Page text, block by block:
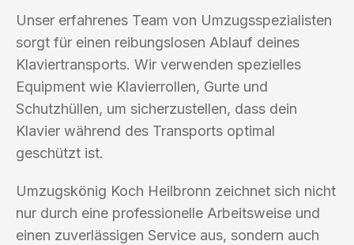
Unser erfahrenes Team von Umzugsspezialisten
sorgt für einen reibungslosen Ablauf deines
Klaviertransports. Wir verwenden spezielles
Equipment wie Klavierrollen, Gurte und
Schutzhüllen, um sicherzustellen, dass dein
Klavier während des Transports optimal
geschützt ist.
Umzugskönig Koch Heilbronn zeichnet sich nicht
nur durch eine professionelle Arbeitsweise und
einen zuverlässigen Service aus, sondern auch